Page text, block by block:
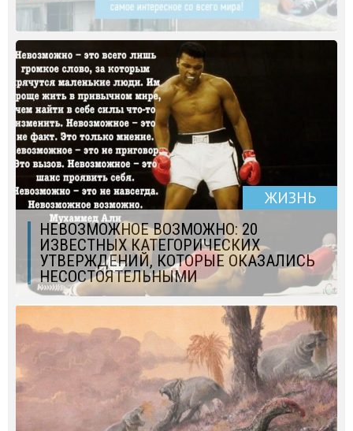
ЖИЗНЬ
НЕВОЗМОЖНОЕ ВОЗМОЖНО: 20
ИЗВЕСТНЫХ КАТЕГОРИЧЕСКИХ
УТВЕРЖДЕНИЙ, КОТОРЫЕ ОКАЗАЛИСЬ
НЕСОСТОЯТЕЛЬНЫМИ